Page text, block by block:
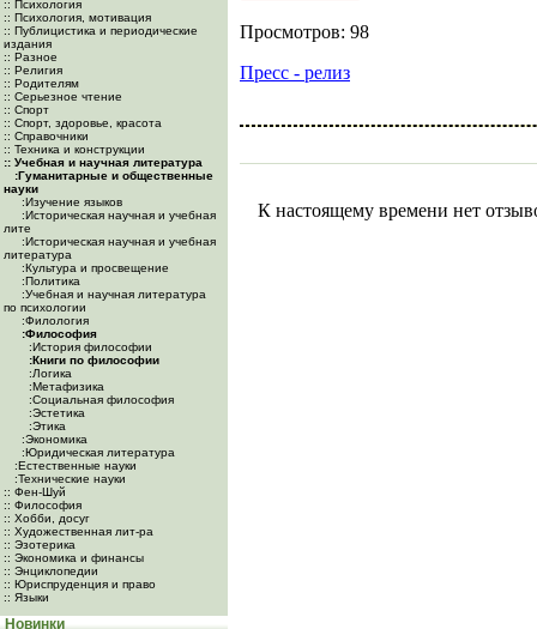
:: Психология
:: Психология, мотивация
:: Публицистика и периодические
издания
:: Разное
:: Религия
:: Родителям
:: Серьезное чтение
:: Спорт
:: Спорт, здоровье, красота
:: Справочники
:: Техника и конструкции
:: Учебная и научная литература
:Гуманитарные и общественные
науки
:Изучение языков
:Историческая научная и учебная
лите
:Историческая научная и учебная
литература
:Культура и просвещение
:Политика
:Учебная и научная литература
по психологии
:Филология
:Философия
:История философии
:Книги по философии
:Логика
:Метафизика
:Социальная философия
:Эстетика
:Этика
:Экономика
:Юридическая литература
:Естественные науки
:Технические науки
:: Фен-Шуй
:: Философия
:: Хобби, досуг
:: Художественная лит-ра
:: Эзотерика
:: Экономика и финансы
:: Энциклопедии
:: Юриспруденция и право
:: Языки
Новинки
Просмотров: 98
Пресс - релиз
К настоящему времени нет